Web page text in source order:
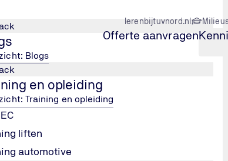
lerenbijtuvnord.nl
Offerte aanvragen
Blogs
en opleiding
Training en opleiding
liften
automotive
certificering